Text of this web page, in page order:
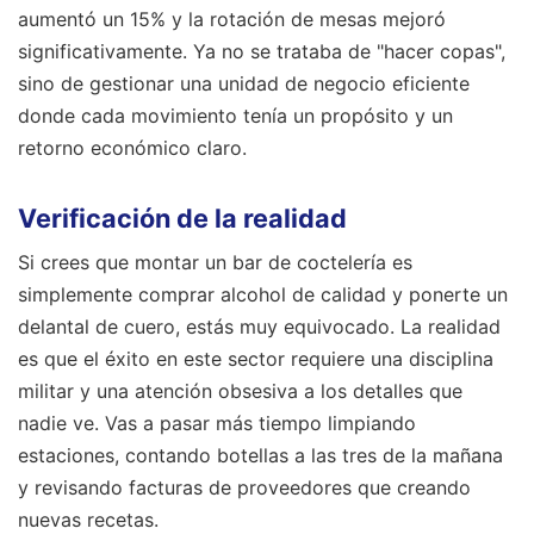
aumentó un 15% y la rotación de mesas mejoró
significativamente. Ya no se trataba de "hacer copas",
sino de gestionar una unidad de negocio eficiente
donde cada movimiento tenía un propósito y un
retorno económico claro.
Verificación de la realidad
Si crees que montar un bar de coctelería es
simplemente comprar alcohol de calidad y ponerte un
delantal de cuero, estás muy equivocado. La realidad
es que el éxito en este sector requiere una disciplina
militar y una atención obsesiva a los detalles que
nadie ve. Vas a pasar más tiempo limpiando
estaciones, contando botellas a las tres de la mañana
y revisando facturas de proveedores que creando
nuevas recetas.